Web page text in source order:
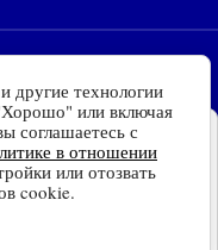
освещения для
России. Все права
изготовления, внешнем
к моменту публикации
другие технологии
или включая
соглашаетесь с
в отношении
или отозвать
cookie.